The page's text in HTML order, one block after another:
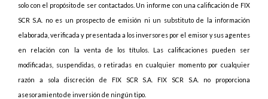
solo con el propósito de ser contactados. Un informe con una calificación de FIX
SCR S.A. no es un prospecto de emisión ni un substituto de la información
elaborada, verificada y presentada a los inversores por el emisor y sus agentes
en relación con la venta de los títulos. Las calificaciones pueden ser
modificadas, suspendidas, o retiradas en cualquier momento por cualquier
razón a sola discreción de FIX SCR S.A. FIX SCR S.A. no proporciona
asesoramiento de inversión de ningún tipo.